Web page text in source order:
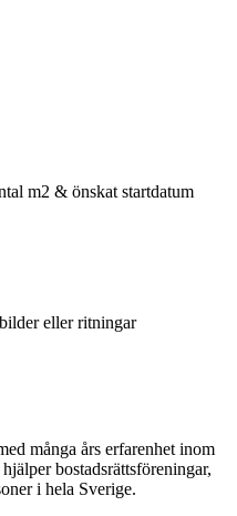
m2 & önskat startdatum
eller ritningar
många års erfarenhet inom
bostadsrättsföreningar,
i hela Sverige.